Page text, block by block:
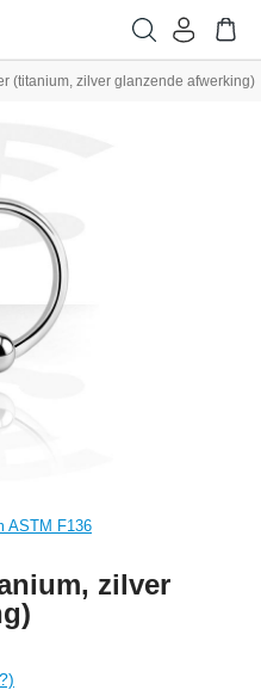
(titanium, zilver glanzende afwerking)
ASTM F136
zilver